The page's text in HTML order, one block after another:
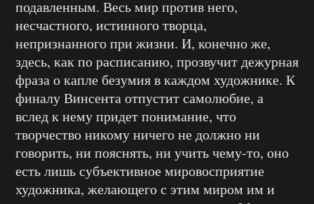
подавленным. Весь мир против него,
несчастного, истинного творца,
непризнанного при жизни. И, конечно же,
здесь, как по расписанию, прозвучит дежурная
фраза о капле безумия в каждом художнике. К
финалу Винсента отпустит самолюбие, а
вслед к нему придет понимание, что
творчество никому ничего не должно ни
говорить, ни пояснять, ни учить чему-то, оно
есть лишь субъективное мировосприятие
художника, желающего с этим миром им и